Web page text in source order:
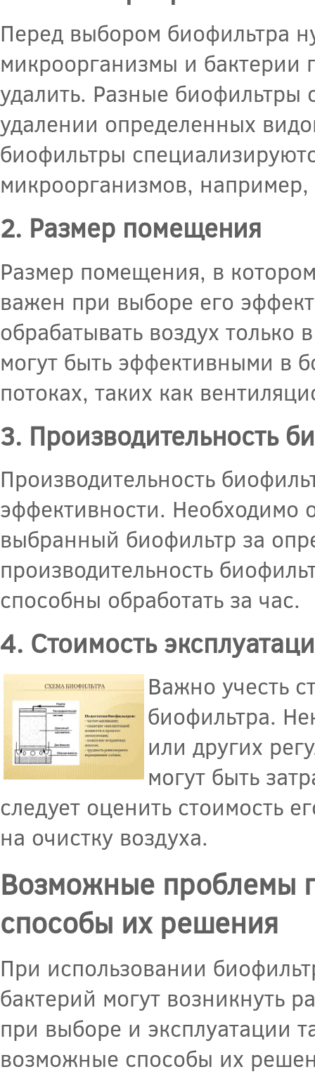
Перед выбором биофильтра
микроорганизмы и бактерии
удалить. Разные
удалении определенных
биофильтры
микроорганизмов,
2. Размер помещения
Размер помещения, в
важен при выборе его
обрабатывать воздух
могут быть эффективными в
потоках, таких как
3. Производительность
Производительность
эффективности. Необходимо
выбранный биофильтр за
производительность
способны обработать за час.
4. Стоимость
Важно учесть
биофильтра.
или других
могут быть
следует оценить стоимость
на очистку воздуха.
Возможные проблемы
способы их решения
При использовании
бактерий могут возникнуть
при выборе и эксплуатации
возможные способы их